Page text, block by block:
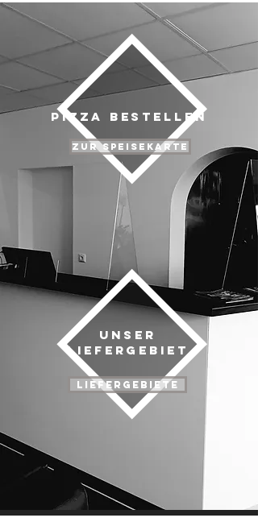
Zur Speisekarte
PIZZA BESTELLEN
Unser
Liefergebiet
Liefergebiete